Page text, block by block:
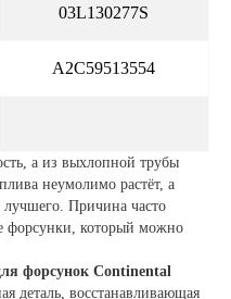
03L130277S
A2C59513554
а из выхлопной трубы
неумолимо растёт, а
лучшего. Причина часто
форсунки, который можно
форсунок Continental
деталь, восстанавливающая